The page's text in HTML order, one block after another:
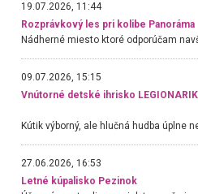
19.07.2026, 11:44
Rozprávkový les pri kolibe Panoráma
09.07.2026, 15:15
Vnútorné detské ihrisko
27.06.2026, 16:53
Letné kúpalisko Pezinok